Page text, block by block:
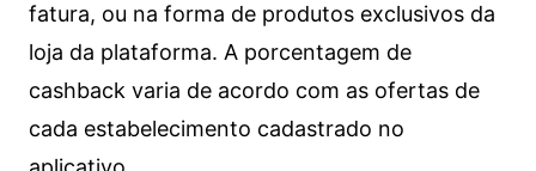
fatura, ou na forma de produtos exclusivos da
loja da plataforma. A porcentagem de
cashback varia de acordo com as ofertas de
cada estabelecimento cadastrado no